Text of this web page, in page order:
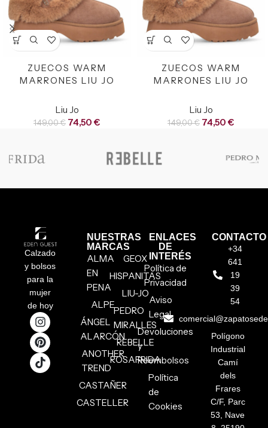
ZUECOS WARM
MARRONES LIU JO
Liu Jo
149,00€ 74,50 €
ZUECOS WARM
MARRONES LIU JO
Liu Jo
149,00€ 74,50 €
Calzado
y bolsos
para la
mujer
de hoy
NUESTRAS
MARCAS
ALMA
EN
PENA
ALPE
ÁNGEL
ALARCÓN
ANOTHER
TREND
CASTAÑER
CASTELLER
GEOX
HISPANITAS
LIU-JO
PEDRO
MIRALLES
REBELLE
ROSAFRIDA
ENLACES
DE
INTERÉS
Política de
Privacidad
Aviso
Legal
Devoluciones
y
Reembolsos
Política
de
Cookies
CONTACTO
+34
641
19
39
54
Polígono
Industrial
Camí
dels
Frares
C/F, Parc
53, Nave